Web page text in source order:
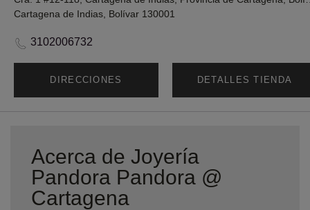
Cartagena de Indias, Bolívar 130001
3102006732
DIRECCIONES DETALLES TIENDA
Acerca de Joyería
Pandora Pandora @
Cartagena